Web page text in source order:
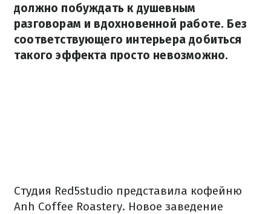
должно побуждать к душевным
разговорам и вдохновенной работе. Без
соответствующего интерьера добиться
такого эффекта просто невозможно.
Студия Red5studio представила кофейню
Anh Coffee Roastery. Новое заведение